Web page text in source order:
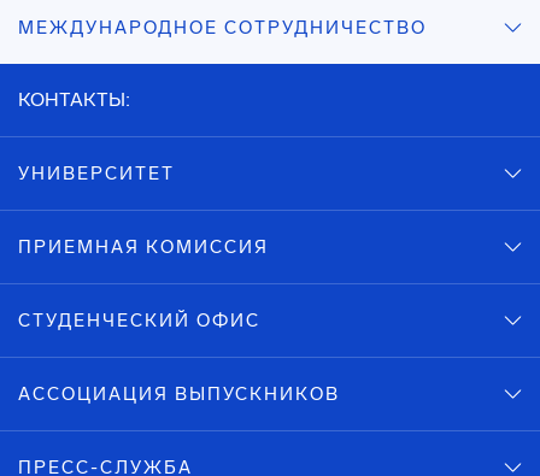
МЕЖДУНАРОДНОЕ СОТРУДНИЧЕСТВО
КОНТАКТЫ:
УНИВЕРСИТЕТ
ПРИЕМНАЯ КОМИССИЯ
СТУДЕНЧЕСКИЙ ОФИС
АССОЦИАЦИЯ ВЫПУСКНИКОВ
ПРЕСС-СЛУЖБА